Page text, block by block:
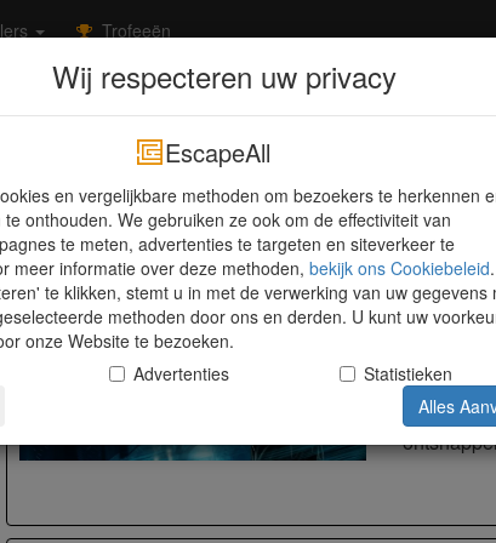
Trofeeën
Live Escape Veenendaal
Tuinstraat 14, Veenendaal, 3901 RB - Kaart weergeven
Mission
Live
Actie
Inbreken
Wij respecteren uw privacy
EscapeAll
en vergelijkbare methoden om bezoekers te herkennen
onthouden. We gebruiken ze ook om de effectiviteit van
te meten, advertenties te targeten en siteverkeer te
meer informatie over deze methoden, bekijk ons ​​Cookiebeleid.
te klikken, stemt u in met de verwerking van uw gegevens
methoden door ons en derden. U kunt uw
onze Website te bezoeken.
Advertenties
Statistieken
Alles